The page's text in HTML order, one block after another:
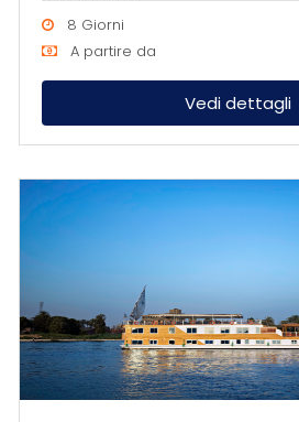
8 Giorni
A partire da
Vedi dettagli